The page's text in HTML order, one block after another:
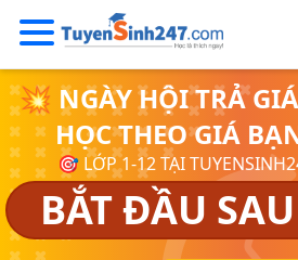
💥 NGÀY HỘI TRẢ
HỌC THEO GIÁ
🎯 LỚP 1-12 TẠI
BẮT ĐẦU